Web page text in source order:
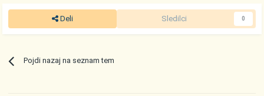
Deli Sledilci 0
Pojdi nazaj na seznam tem